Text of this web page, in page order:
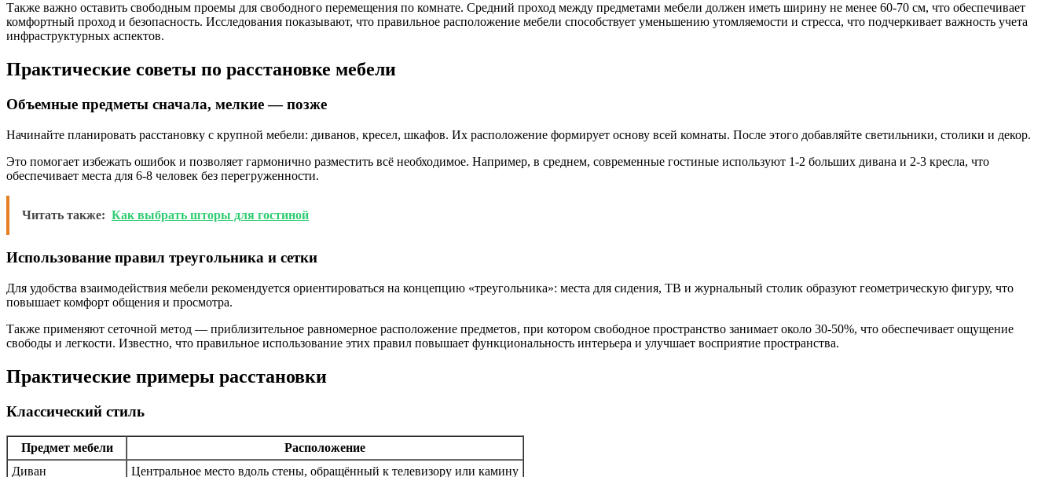
Также важно оставить свободным проемы для свободного перемещения по комнате. Средний проход между предметами мебели должен иметь ширину не менее 60-70 см, что обеспечивает
комфортный проход и безопасность. Исследования показывают, что правильное расположение мебели способствует уменьшению утомляемости и стресса, что подчеркивает важность учета
инфраструктурных аспектов.
Практические советы по расстановке мебели
Объемные предметы сначала, мелкие — позже
Начинайте планировать расстановку с крупной мебели: диванов, кресел, шкафов. Их расположение формирует основу всей комнаты. После этого добавляйте светильники, столики и декор.
Это помогает избежать ошибок и позволяет гармонично разместить всё необходимое. Например, в среднем, современные гостиные используют 1-2 больших дивана и 2-3 кресла, что
обеспечивает места для 6-8 человек без перегруженности.
Читать также: Как выбрать шторы для гостиной
Использование правил треугольника и сетки
Для удобства взаимодействия мебели рекомендуется ориентироваться на концепцию «треугольника»: места для сидения, ТВ и журнальный столик образуют геометрическую фигуру, что
повышает комфорт общения и просмотра.
Также применяют сеточной метод — приблизительное равномерное расположение предметов, при котором свободное пространство занимает около 30-50%, что обеспечивает ощущение
свободы и легкости. Известно, что правильное использование этих правил повышает функциональность интерьера и улучшает восприятие пространства.
Практические примеры расстановки
Классический стиль
Предмет мебели
Расположение
Диван
Центральное место вдоль стены, обращённый к телевизору или камину